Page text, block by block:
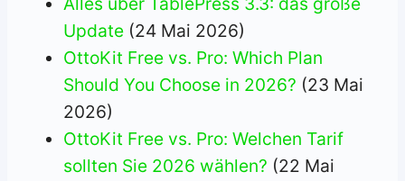
Update (24 Mai 2026)
OttoKit Free vs. Pro: Which Plan
Should You Choose in 2026? (23 Mai
2026)
OttoKit Free vs. Pro: Welchen Tarif
sollten Sie 2026 wählen? (22 Mai